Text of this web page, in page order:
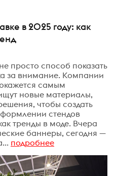
в 2025 году: как
просто способ показать
за внимание. Компании
самым
новые материалы,
чтобы создать
стендов
тренды в моде. Вчера
баннеры, сегодня —
подробнее